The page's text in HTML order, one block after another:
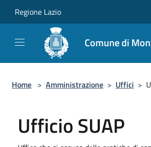
Regione Lazio
Comune di
Home > Amministrazione > Uffici >
Ufficio SUAP